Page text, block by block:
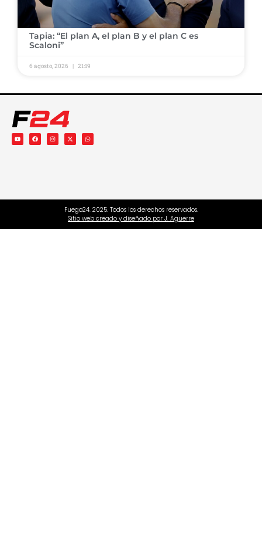
​Tapia: “El plan A, el plan B y el plan C es
Scaloni”
6 agosto, 2026 21:19
Fuego24. 2025. Todos los derechos reservados.
Sitio web creado y diseñado por J. Aguerre